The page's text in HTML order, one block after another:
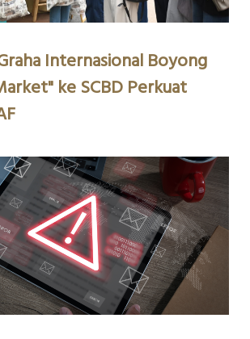
Internasional Boyong
ke SCBD Perkuat